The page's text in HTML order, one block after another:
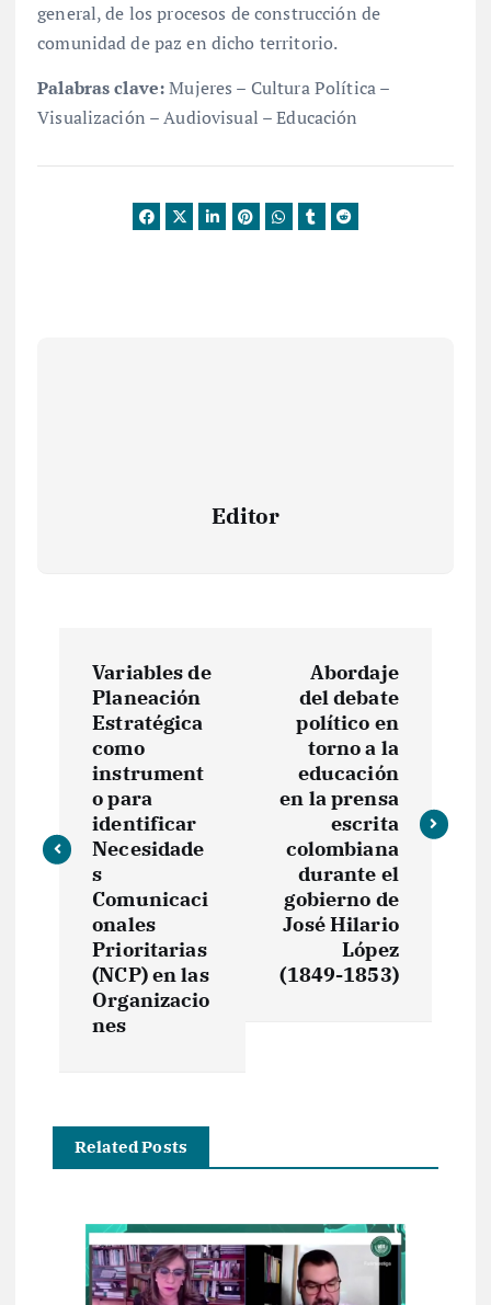
general, de los procesos de construcción de
comunidad de paz en dicho territorio.
Palabras clave:Mujeres – Cultura Política –
Visualización – Audiovisual – Educación
Editor
g
n
Variables de
Planeación
Estratégica
como
instrument
o para
identificar
Necesidade
s
Comunicaci
onales
Prioritarias
(NCP) en las
Organizacio
nes
Abordaje
del debate
político en
torno a la
educación
en la prensa
escrita
colombiana
durante el
gobierno de
José Hilario
López
(1849-1853)
Related Posts